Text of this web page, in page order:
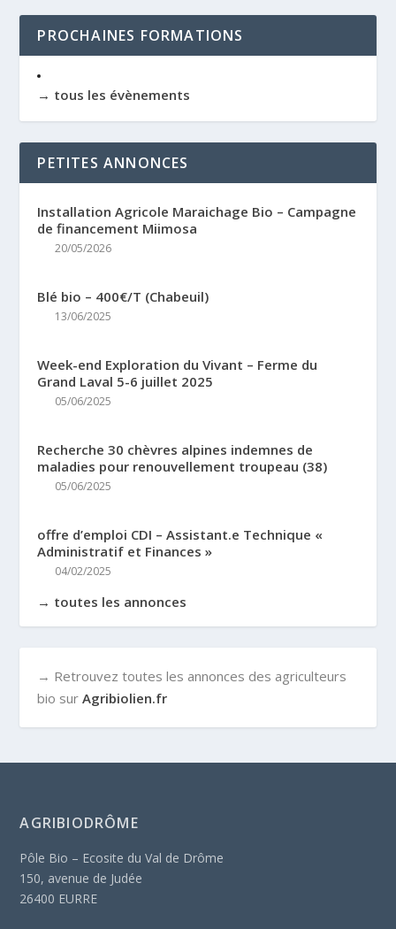
PROCHAINES FORMATIONS
→ tous les évènements
PETITES ANNONCES
Installation Agricole Maraichage Bio – Campagne
de financement Miimosa
20/05/2026
Blé bio – 400€/T (Chabeuil)
13/06/2025
Week-end Exploration du Vivant – Ferme du
Grand Laval 5-6 juillet 2025
05/06/2025
Recherche 30 chèvres alpines indemnes de
maladies pour renouvellement troupeau (38)
05/06/2025
offre d’emploi CDI – Assistant.e Technique «
Administratif et Finances »
04/02/2025
→ toutes les annonces
→ Retrouvez toutes les annonces des agriculteurs
bio surAgribiolien.fr
AGRIBIODRÔME
Pôle Bio – Ecosite du Val de Drôme
150, avenue de Judée
26400 EURRE